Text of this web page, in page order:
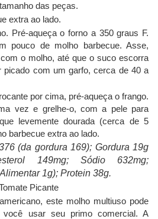
das peças.
extra ao lado.
Pré-aqueça o forno a 350 graus F.
pouco de molho barbecue. Asse,
o molho, até que o suco escorra
picado com um garfo, cerca de 40 a
por cima, pré-aqueça o frango.
vez e grelhe-o, com a pele para
levemente dourada (cerca de 5
barbecue extra ao lado.
(da gordura 169); Gordura 19g
149mg; Sódio 632mg;
1g); Protein 38g.
Picante
este molho multiuso pode
usar seu primo comercial. A